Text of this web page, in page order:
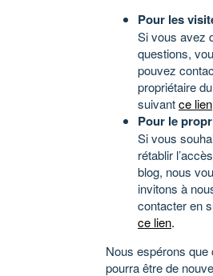
Pour les
Si vous avez
questions,
pouvez
propriétaire
suivantce lien
Pour le
Si vous
rétablir
blog, nous
invitons à
contacter en
ce lien.
Nous espérons que
pourra être de